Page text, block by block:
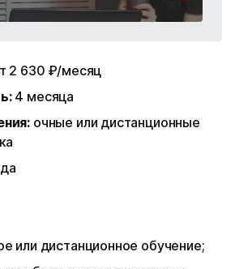
2 630 ₽/месяц
4 месяца
очные или дистанционные
да
или дистанционное обучение;